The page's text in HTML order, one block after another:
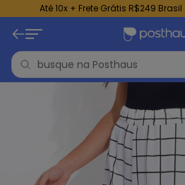
Até 10x + Frete Grátis R$249